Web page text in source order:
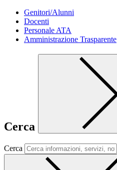
Genitori/Alunni
Docenti
Personale ATA
Amministrazione Trasparente
Cerca
Cerca